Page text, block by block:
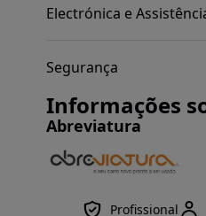
Electrónica e
Segurança
Informações
Abreviatura
Profissional